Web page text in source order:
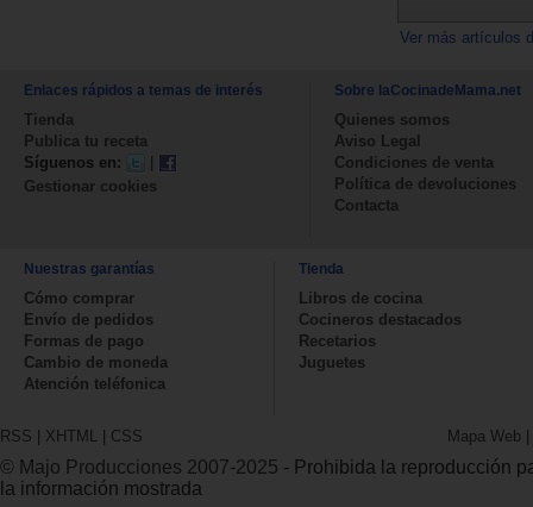
Ver más artículos
Enlaces rápidos a temas de interés
Tienda
Publica tu receta
Síguenos en:
|
Gestionar cookies
Sobre laCocinadeMama.net
Quienes somos
Aviso Legal
Condiciones de venta
Política de devoluciones
Contacta
Nuestras garantías
Cómo comprar
Envío de pedidos
Formas de pago
Cambio de moneda
Atención teléfonica
Tienda
Libros de cocina
Cocineros destacados
Recetarios
Juguetes
RSS | XHTML | CSS Mapa Web |
© Majo Producciones 2007-2025 - Prohibida la reproducción
la información mostrada